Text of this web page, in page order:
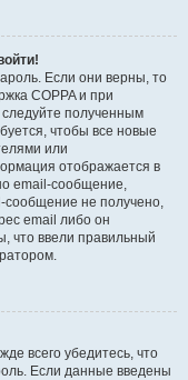
Если они верны, то
COPPA и при
следуйте полученным
чтобы все новые
или
отображается в
email-сообщение,
сообщение не получено,
email либо он
что ввели правильный
всего убедитесь, что
Если данные введены